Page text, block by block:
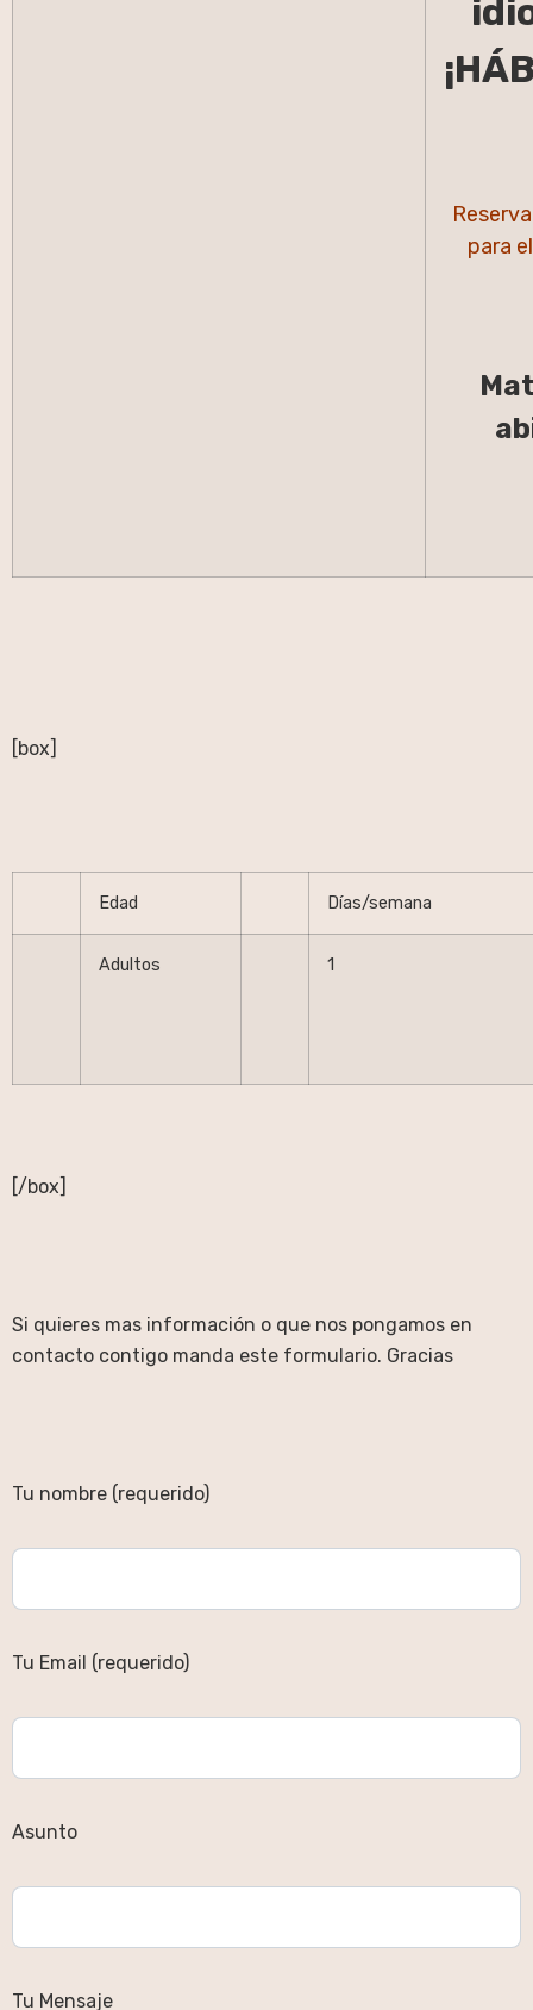
para
[box]
Edad Días/semana
Adultos 1
[/box]
Si quieres mas información o que nos pongamos en
contacto contigo manda este formulario. Gracias
Tu nombre (requerido)
Tu Email (requerido)
Asunto
Tu Mensaje